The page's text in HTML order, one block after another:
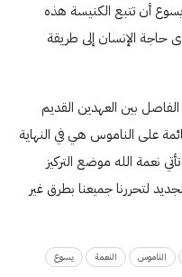
أن تتبع الكنيسة هذه
حاجة الإنسان إلى طريقة
بين العهدين القديم
على الناموس هي في النهاية
نعمة الله موضع التركيز
لتحررنا جميعنا بطرق غير
الناموس النعمة يسوع